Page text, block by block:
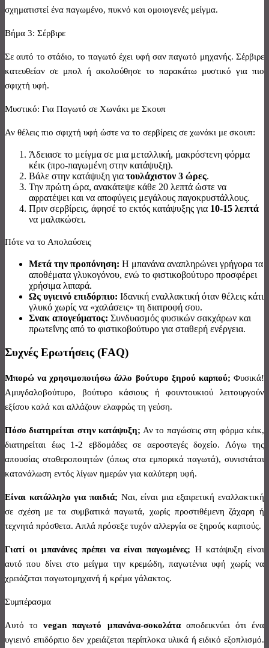
σχηματιστεί ένα παγωμένο, πυκνό και ομοιογενές μείγμα.
Βήμα 3: Σέρβιρε
Σε αυτό το στάδιο, το παγωτό έχει υφή σαν παγωτό μηχανής. Σέρβιρε
κατευθείαν σε μπολ ή ακολούθησε το παρακάτω μυστικό για πιο
σφιχτή υφή.
Μυστικό: Για Παγωτό σε Χωνάκι με Σκουπ
Αν θέλεις πιο σφιχτή υφή ώστε να το σερβίρεις σε χωνάκι με σκουπ:
Άδειασε το μείγμα σε μια μεταλλική, μακρόστενη φόρμα
κέικ (προ-παγωμένη στην κατάψυξη).
Βάλε στην κατάψυξη για τουλάχιστον 3 ώρες.
Την πρώτη ώρα, ανακάτεψε κάθε 20 λεπτά ώστε να
αφρατέψει και να αποφύγεις μεγάλους παγοκρυστάλλους.
Πριν σερβίρεις, άφησέ το εκτός κατάψυξης για 10-15 λεπτά
να μαλακώσει.
Πότε να το Απολαύσεις
Μετά την προπόνηση: Η μπανάνα αναπληρώνει γρήγορα τα
αποθέματα γλυκογόνου, ενώ το φιστικοβούτυρο προσφέρει
χρήσιμα λιπαρά.
Ως υγιεινό επιδόρπιο: Ιδανική εναλλακτική όταν θέλεις κάτι
γλυκό χωρίς να «χαλάσεις» τη διατροφή σου.
Σνακ απογεύματος: Συνδυασμός φυσικών σακχάρων και
πρωτεΐνης από το φιστικοβούτυρο για σταθερή ενέργεια.
Συχνές Ερωτήσεις (FAQ)
Μπορώ να χρησιμοποιήσω άλλο βούτυρο ξηρού καρπού; Φυσικά!
Αμυγδαλοβούτυρο, βούτυρο κάσιους ή φουντουκιού λειτουργούν
εξίσου καλά και αλλάζουν ελαφρώς τη γεύση.
Πόσο διατηρείται στην κατάψυξη; Αν το παγώσεις στη φόρμα κέικ,
διατηρείται έως 1-2 εβδομάδες σε αεροστεγές δοχείο. Λόγω της
απουσίας σταθεροποιητών (όπως στα εμπορικά παγωτά), συνιστάται
κατανάλωση εντός λίγων ημερών για καλύτερη υφή.
Είναι κατάλληλο για παιδιά; Ναι, είναι μια εξαιρετική εναλλακτική
σε σχέση με τα συμβατικά παγωτά, χωρίς προστιθέμενη ζάχαρη ή
τεχνητά πρόσθετα. Απλά πρόσεξε τυχόν αλλεργία σε ξηρούς καρπούς.
Γιατί οι μπανάνες πρέπει να είναι παγωμένες; Η κατάψυξη είναι
αυτό που δίνει στο μείγμα την κρεμώδη, παγωτένια υφή χωρίς να
χρειάζεται παγωτομηχανή ή κρέμα γάλακτος.
Συμπέρασμα
Αυτό τοvegan παγωτό μπανάνα-σοκολάτααποδεικνύει ότι ένα
υγιεινό επιδόρπιο δεν χρειάζεται περίπλοκα υλικά ή ειδικό εξοπλισμό.